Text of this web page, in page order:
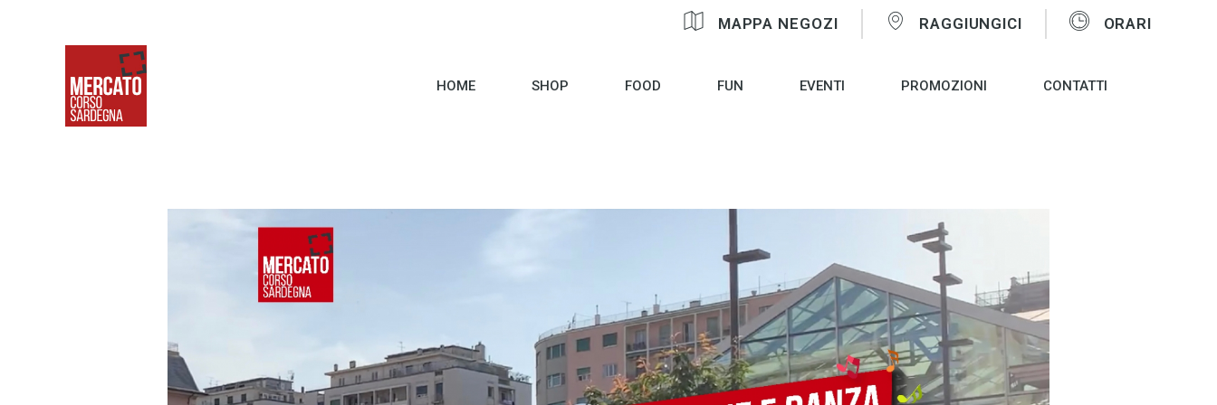
MAPPA NEGOZI RAGGIUNGICI ORARI
HOME SHOP FOOD FUN EVENTI PROMOZIONI CONTATTI